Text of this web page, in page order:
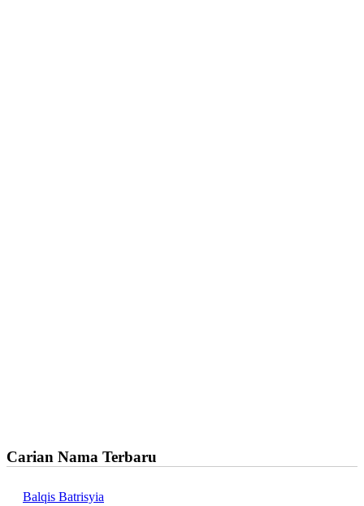
Carian Nama Terbaru
Balqis Batrisyia